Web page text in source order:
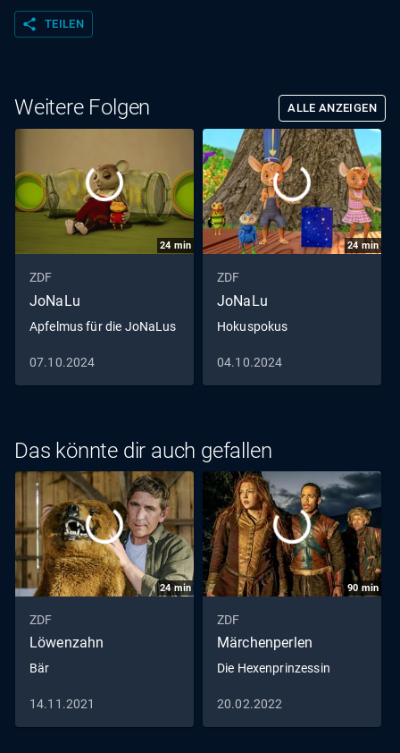
share TEILEN
Weitere Folgen ALLE ANZEIGEN
24 min
ZDF
JoNaLu
Apfelmus für die JoNaLus
07.10.2024
24 min
ZDF
JoNaLu
Hokuspokus
04.10.2024
Das könnte dir auch gefallen
24min
ZDF
Löwenzahn
Bär
14.11.2021
90 min
ZDF
Märchenperlen
Die Hexenprinzessin
20.02.2022